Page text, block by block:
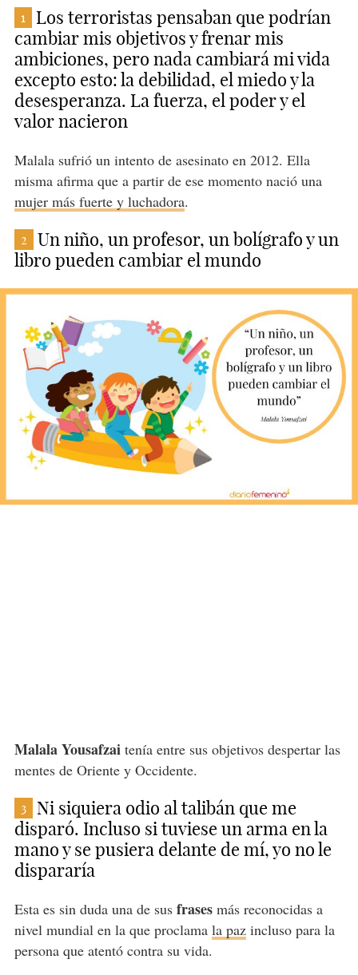
1
Los terroristas pensaban que podrían
cambiar mis objetivos y frenar mis
ambiciones, pero nada cambiará mi vida
excepto esto: la debilidad, el miedo y la
desesperanza. La fuerza, el poder y el
valor nacieron
Malala sufrió un intento de asesinato en 2012. Ella
misma afirma que a partir de ese momento nació una
mujer más fuerte y luchadora.
2
Un niño, un profesor, un bolígrafo y un
libro pueden cambiar el mundo
Malala Yousafzaitenía entre sus objetivos despertar las
mentes de Oriente y Occidente.
3
Ni siquiera odio al talibán que me
disparó. Incluso si tuviese un arma en la
mano y se pusiera delante de mí, yo no le
dispararía
Esta es sin duda una de sus frasesmás reconocidas a
nivel mundial en la que proclama la pazincluso para la
persona que atentó contra su vida.